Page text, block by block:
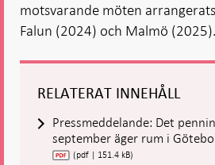
motsvarande möten
Falun (2024) och Malmö (2025).
RELATERAT INNEHÅLL
Pressmeddelande: Det
september äger rum i
(pdf | 151.4 kB)